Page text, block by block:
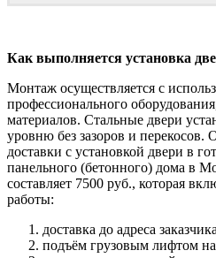
Как выполняется установка
Монтаж осуществляется с
профессионального
материалов. Стальные двери
уровню без зазоров и перекосов.
доставки с установкой двери в
панельного (бетонного) дома в
составляет 7500 руб., которая
работы:
доставка до адреса
подъём грузовым лифтом